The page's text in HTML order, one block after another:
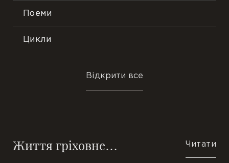
Лірика
Філософська поезія
Ранні вірші
Поеми
Цикли
Притчі
Відкрити все
Життя гріховне… Читати